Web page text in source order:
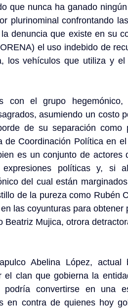
que nunca ha ganado
plurinominal confrontando
denuncia que existe en su
el uso indebido de
los vehículos que utiliza y
con el grupo hegemónico,
asumiendo un costo
de su separación como
Coordinación Política en
es un conjunto de actores
políticas y, si
del cual están
de la pureza como Rubén
las coyunturas para obtener
Mujica, otrora
Abelina López, actual
el clan que gobierna la
podría convertirse en una
en contra de quienes hoy